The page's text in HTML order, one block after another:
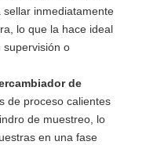
inmediatamente
lo que la hace ideal
supervisión o
de
de proceso calientes
de muestreo, lo
en una fase